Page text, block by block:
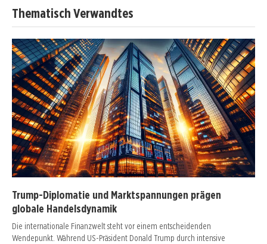
Thematisch Verwandtes
Trump-Diplomatie und Marktspannungen prägen
globale Handelsdynamik
Die internationale Finanzwelt steht vor einem entscheidenden
Wendepunkt. Während US-Präsident Donald Trump durch intensive